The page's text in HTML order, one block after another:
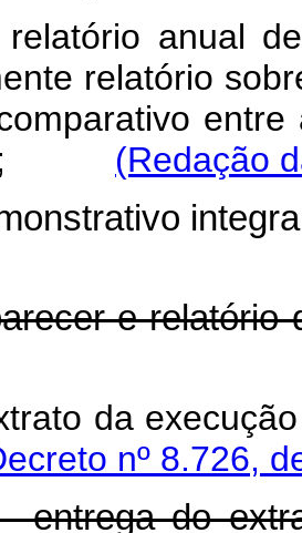
anual
relatório
(Redação
e relatório
da
nº 8.726,
entrega do